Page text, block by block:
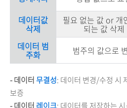
데이터값
삭제
필요 없는 값 or 개
되는 값 삭제
데이터 범
주화 범주의 값으로
- 데이터무결성: 데이터 변경/수정 시
보증
- 데이터 레이크: 데이터를 저장하는 시